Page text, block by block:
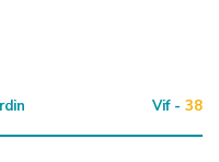
Vif - 38